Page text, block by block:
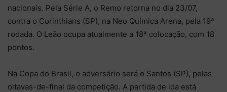
nacionais. Pela Série A, o Remo retorna no dia 23/07,
contra o Corinthians (SP), na Neo Química Arena, pela 19ª
rodada. O Leão ocupa atualmente a 18ª colocação, com 18
pontos.
Na Copa do Brasil, o adversário será o Santos (SP), pelas
oitavas-de-final da competição. A partida de ida está